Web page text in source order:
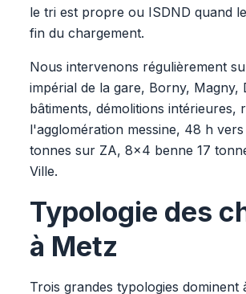
le tri est propre ou ISDND quand
fin du chargement.
Nous intervenons régulièrement
impérial de la gare, Borny,
bâtiments, démolitions
l'agglomération messine, 48 h
tonnes sur ZA, 8x4 benne 17
Ville.
Typologie des
à Metz
Trois grandes typologies